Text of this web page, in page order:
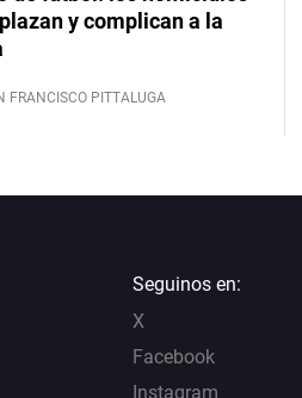
y complican a la
FRANCISCO PITTALUGA
Seguinos en:
X
Facebook
Instagram